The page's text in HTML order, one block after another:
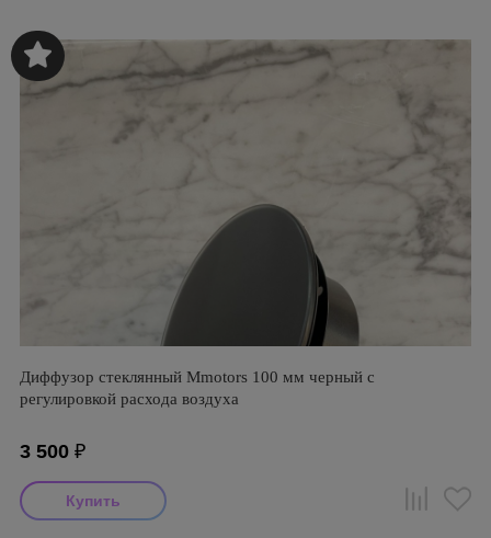
Диффузор стеклянный Mmotors 100 мм черный с
регулировкой расхода воздуха
3 500 ₽